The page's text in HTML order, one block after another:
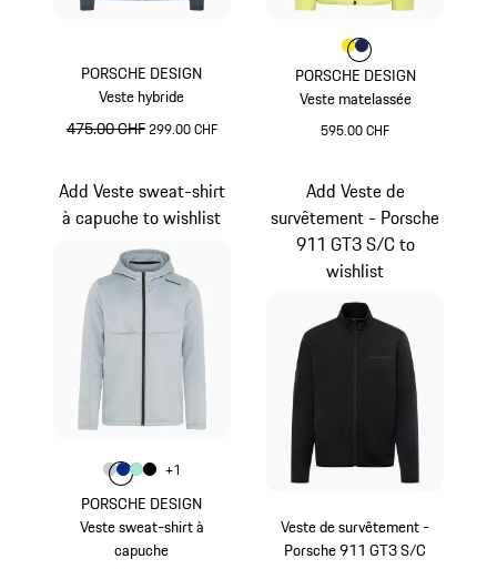
PORSCHE DESIGN
Veste hybride
prix initial
475.00 CHFprix de vente
299.00 CHF
PORSCHE DESIGN
Veste matelassée
595.00 CHF
Couleur
Couleur
Couleur
PORSCHE DESIGN
Veste sweat-shirt à
capuche
Add Veste sweat-shirt
à capuche to wishlist
Couleur
Couleur Gris Clair
CouleurBleu
Couleur
Couleur
+1
Veste de survêtement -
Porsche 911 GT3 S/C
Add Veste de
survêtement - Porsche
911 GT3 S/C to
wishlist